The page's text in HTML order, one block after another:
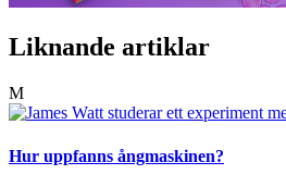
Liknande artiklar
M
Hur uppfanns ångmaskinen?